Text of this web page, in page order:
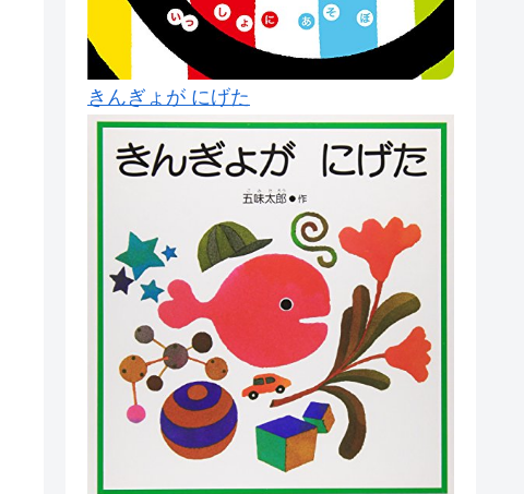
きんぎょが にげた